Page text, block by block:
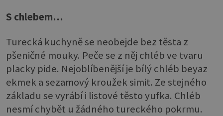
S chlebem…
Turecká kuchyně se neobejde bez těsta z
pšeničné mouky. Peče se z něj chléb ve tvaru
placky pide. Nejoblíbenější je bílý chléb beyaz
ekmek a sezamový kroužek simit. Ze stejného
základu se vyrábí i listové těsto yufka. Chléb
nesmí chybět u žádného tureckého pokrmu.